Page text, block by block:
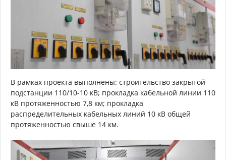
В рамках проекта выполнены: строительство закрытой
подстанции 110/10-10 кВ; прокладка кабельной линии 110
кВ протяженностью 7,8 км; прокладка
распределительных кабельных линий 10 кВ общей
протяженностью свыше 14 км.